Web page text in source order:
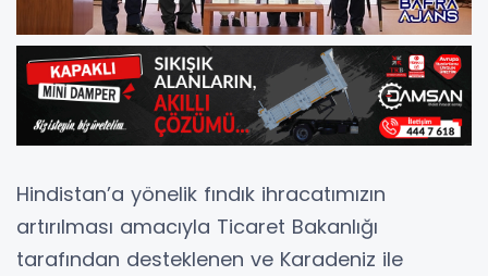
Hindistan’a yönelik fındık ihracatımızın
artırılması amacıyla Ticaret Bakanlığı
tarafından desteklenen ve Karadeniz ile